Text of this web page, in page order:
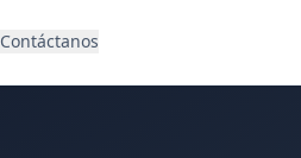
Contáctanos